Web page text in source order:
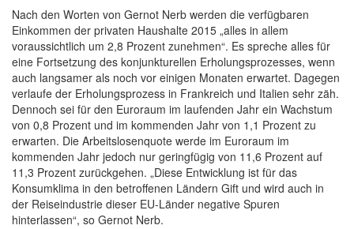
Nach den Worten von Gernot Nerb werden die verfügbaren
Einkommen der privaten Haushalte 2015 „alles in allem
voraussichtlich um 2,8 Prozent zunehmen“. Es spreche alles für
eine Fortsetzung des konjunkturellen Erholungsprozesses, wenn
auch langsamer als noch vor einigen Monaten erwartet. Dagegen
verlaufe der Erholungsprozess in Frankreich und Italien sehr zäh.
Dennoch sei für den Euroraum im laufenden Jahr ein Wachstum
von 0,8 Prozent und im kommenden Jahr von 1,1 Prozent zu
erwarten. Die Arbeitslosenquote werde im Euroraum im
kommenden Jahr jedoch nur geringfügig von 11,6 Prozent auf
11,3 Prozent zurückgehen. „Diese Entwicklung ist für das
Konsumklima in den betroffenen Ländern Gift und wird auch in
der Reiseindustrie dieser EU-Länder negative Spuren
hinterlassen“, so Gernot Nerb.